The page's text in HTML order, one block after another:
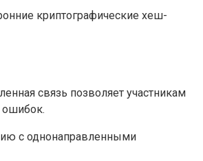
криптографические хеш-
связь позволяет участникам
ошибок.
с однонаправленными